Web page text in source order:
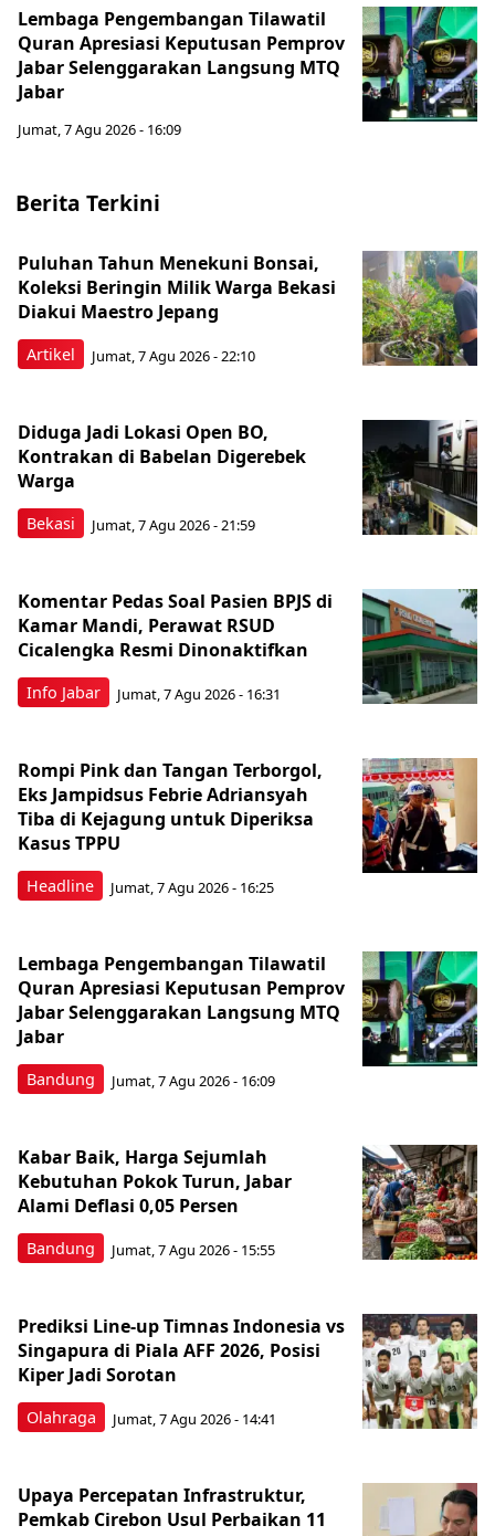
Lembaga Pengembangan Tilawatil
Quran Apresiasi Keputusan Pemprov
Jabar Selenggarakan Langsung MTQ
Jabar
Jumat, 7 Agu 2026 - 16:09
Berita Terkini
Artikel
Puluhan Tahun Menekuni Bonsai,
Koleksi Beringin Milik Warga Bekasi
Diakui Maestro Jepang
Jumat, 7 Agu 2026 - 22:10
Bekasi
Diduga Jadi Lokasi Open BO,
Kontrakan di Babelan Digerebek
Warga
Jumat, 7 Agu 2026 - 21:59
Info Jabar
Komentar Pedas Soal Pasien BPJS di
Kamar Mandi, Perawat RSUD
Cicalengka Resmi Dinonaktifkan
Jumat, 7 Agu 2026 - 16:31
Headline
Rompi Pink dan Tangan Terborgol,
Eks Jampidsus Febrie Adriansyah
Tiba di Kejagung untuk Diperiksa
Kasus TPPU
Jumat, 7 Agu 2026 - 16:25
Bandung
Lembaga Pengembangan Tilawatil
Quran Apresiasi Keputusan Pemprov
Jabar Selenggarakan Langsung MTQ
Jabar
Jumat, 7 Agu 2026 - 16:09
Bandung
Kabar Baik, Harga Sejumlah
Kebutuhan Pokok Turun, Jabar
Alami Deflasi 0,05 Persen
Jumat, 7 Agu 2026 - 15:55
Olahraga
Prediksi Line-up Timnas Indonesia vs
Singapura di Piala AFF 2026, Posisi
Kiper Jadi Sorotan
Jumat, 7 Agu 2026 - 14:41
Upaya Percepatan Infrastruktur,
Pemkab Cirebon Usul Perbaikan 11